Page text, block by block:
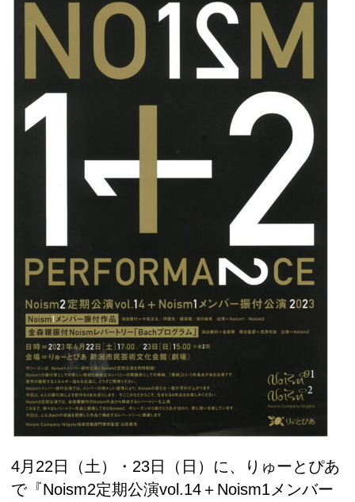
4月22日（土）・23日（日）に、りゅーとぴあ
で『Noism2定期公演vol.14＋Noism1メンバー